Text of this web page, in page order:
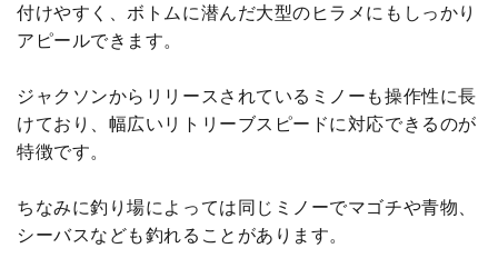
付けやすく、ボトムに潜んだ大型のヒラメにもしっかり
アピールできます。
ジャクソンからリリースされているミノーも操作性に長
けており、幅広いリトリーブスピードに対応できるのが
特徴です。
ちなみに釣り場によっては同じミノーでマゴチや青物、
シーバスなども釣れることがあります。